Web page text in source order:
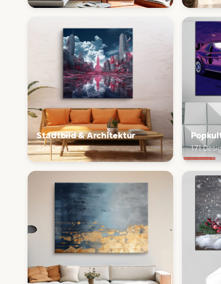
Stadtbild & Architektur
239 Designs 171